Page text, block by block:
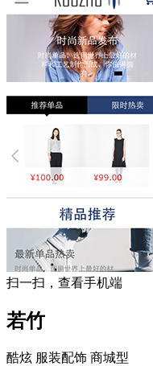
扫一扫，查看手机端
若竹
酷炫 服装配饰 商城型